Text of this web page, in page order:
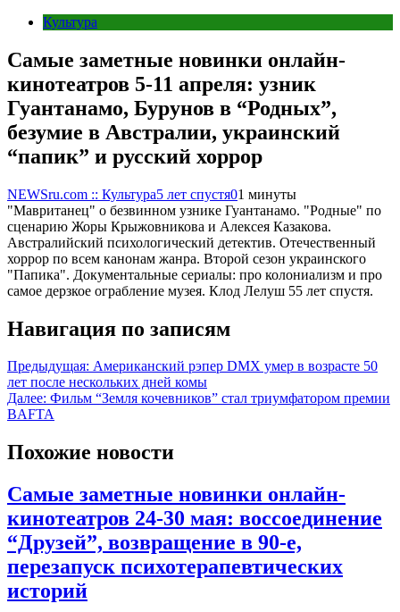
Культура
Самые заметные новинки онлайн-
кинотеатров 5-11 апреля: узник
Гуантанамо, Бурунов в “Родных”,
безумие в Австралии, украинский
“папик” и русский хоррор
NEWSru.com :: Культура5 лет спустя01 минуты
"Мавританец" о безвинном узнике Гуантанамо. "Родные" по
сценарию Жоры Крыжовникова и Алексея Казакова.
Австралийский психологический детектив. Отечественный
хоррор по всем канонам жанра. Второй сезон украинского
"Папика". Документальные сериалы: про колониализм и про
самое дерзкое ограбление музея. Клод Лелуш 55 лет спустя.
Навигация по записям
Предыдущая: Американский рэпер DMX умер в возрасте 50
лет после нескольких дней комы
Далее: Фильм “Земля кочевников” стал триумфатором премии
BAFTA
Похожие новости
Самые заметные новинки онлайн-
кинотеатров 24-30 мая: воссоединение
“Друзей”, возвращение в 90-е,
перезапуск психотерапевтических
историй